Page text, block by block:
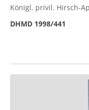
Königl. privil. Hirsch-
DHMD 1998/441